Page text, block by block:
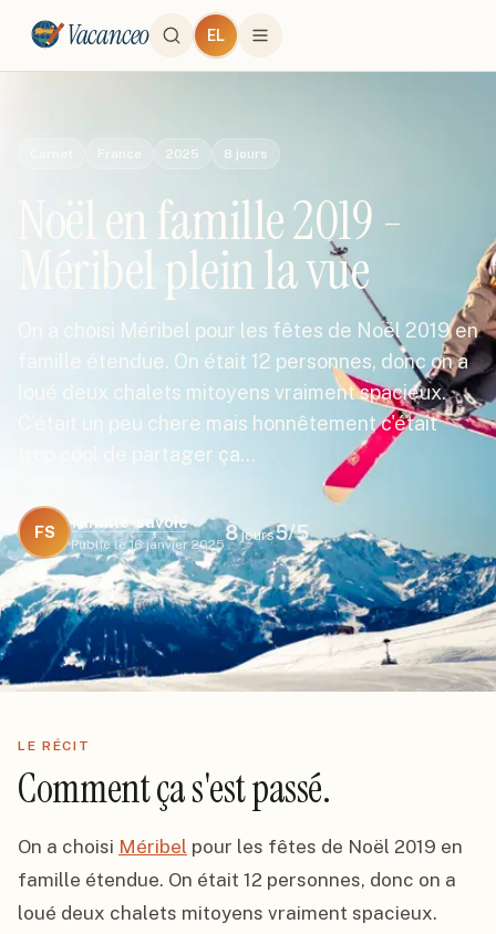
Vacanceo EL
France 2025 8 jours
Noël en famille 2019 -
Méribel plein la vue
On a choisi Méribel pour les fêtes de Noël 2019 en
famille étendue. On était 12 personnes, donc on a
loué deux chalets mitoyens vraiment spacieux.
C'était un peu chere mais honnêtement c'était
trop cool de partager ça…
FS
famille-savoie
Publié le 16 janvier 2025
8jours5/5
LE RÉCIT
Comment ça s'est passé.
On a choisi Méribel pour les fêtes de Noël 2019 en
famille étendue. On était 12 personnes, donc on a
loué deux chalets mitoyens vraiment spacieux.